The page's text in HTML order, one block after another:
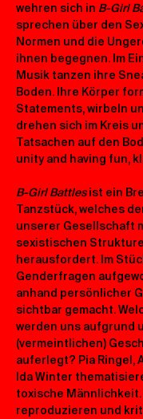
wehren sich in B-Girl
sprechen über den
Normen und die
ihnen begegnen. Im
Musik tanzen ihre
Boden. Ihre Körper
Statements, wirbeln
drehen sich im Kreis
Tatsachen auf den
unity and having fun,
B-Girl Battles ist ein
Tanzstück, welches
unserer Gesellschaft
sexistischen
herausfordert. Im
Genderfragen
anhand persönlicher
sichtbar gemacht.
werden uns aufgrund
(vermeintlichen)
auferlegt? Pia Ringel,
Ida Winter
toxische Männlichkeit.
reproduzieren und